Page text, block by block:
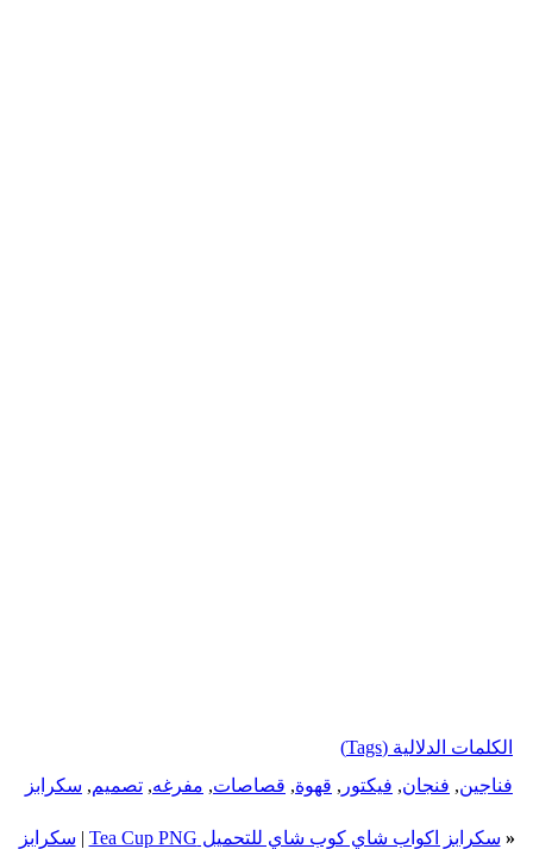
الكلمات الدلالية (Tags)
فناجين, فنجان, فيكتور , قهوة, قصاصات, مفرغه, تصميم, سكرابز
« سكرابز اكواب شاي كوب شاي للتحميل Tea Cup PNG | سكرابز